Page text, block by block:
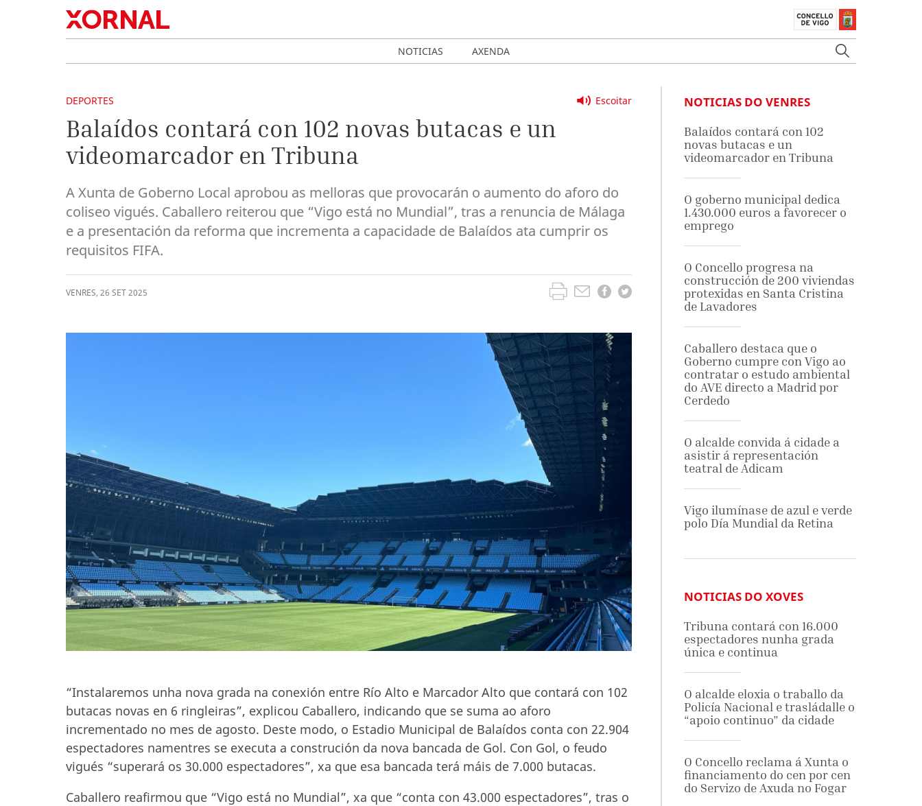
NOTICIAS AXENDA
Escoitar
DEPORTES
Balaídos contará con 102 novas butacas e un
videomarcador en Tribuna
A Xunta de Goberno Local aprobou as melloras que provocarán o aumento do aforo do
coliseo vigués. Caballero reiterou que “Vigo está no Mundial”, tras a renuncia de Málaga
e a presentación da reforma que incrementa a capacidade de Balaídos ata cumprir os
requisitos FIFA.
VENRES, 26 SET2025
“Instalaremos unha nova grada na conexión entre Río Alto e Marcador Alto que contará con 102
butacas novas en 6 ringleiras”, explicou Caballero, indicando que se suma ao aforo
incrementado no mes de agosto. Deste modo, o Estadio Municipal de Balaídos conta con 22.904
espectadores namentres se executa a construción da nova bancada de Gol. Con Gol, o feudo
vigués “superará os 30.000 espectadores”, xa que esa bancada terá máis de 7.000 butacas.
Caballero reafirmou que “Vigo está no Mundial”, xa que “conta con 43.000 espectadores”, tras o
NOTICIAS DO VENRES
Balaídos contará con 102
novas butacas e un
videomarcador en Tribuna
O goberno municipal dedica
1.430.000 euros a favorecer o
emprego
O Concello progresa na
construcción de 200 viviendas
protexidas en Santa Cristina
de Lavadores
Caballero destaca que o
Goberno cumpre con Vigo ao
contratar o estudo ambiental
do AVE directo a Madrid por
Cerdedo
O alcalde convida á cidade a
asistir á representación
teatral de Adicam
Vigo ilumínase de azul e verde
polo Día Mundial da Retina
NOTICIAS DO XOVES
Tribuna contará con 16.000
espectadores nunha grada
única e continua
O alcalde eloxia o traballo da
Policía Nacional e trasládalle o
“apoio continuo” da cidade
O Concello reclama á Xunta o
financiamento do cen por cen
do Servizo de Axuda no Fogar